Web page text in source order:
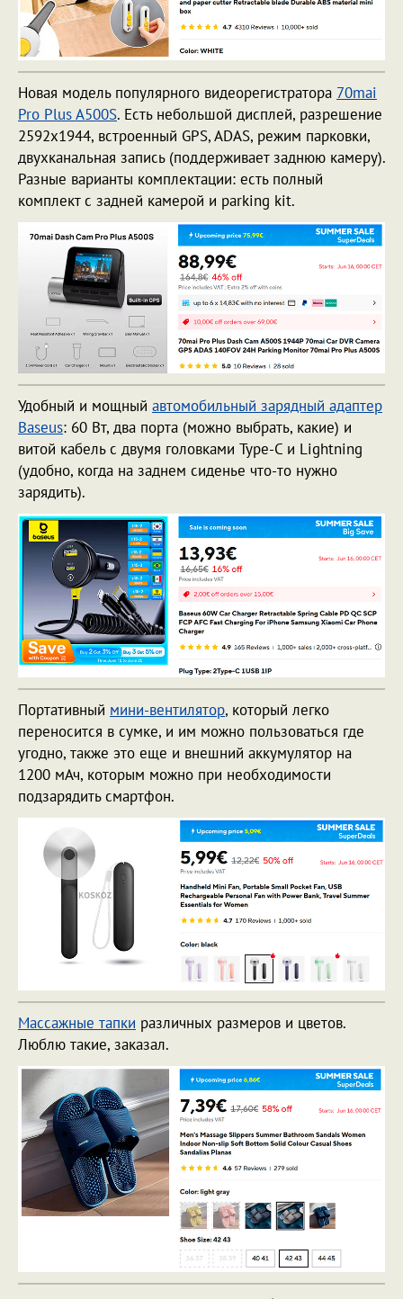
Новая модель популярного видеорегистратора 70mai
Pro Plus A500S. Есть небольшой дисплей, разрешение
2592x1944, встроенный GPS, ADAS, режим парковки,
двухканальная запись (поддерживает заднюю камеру).
Разные варианты комплектации: есть полный
комплект с задней камерой и parking kit.
Удобный и мощный автомобильный зарядный адаптер
Baseus: 60 Вт, два порта (можно выбрать, какие) и
витой кабель с двумя головками Type-C и Lightning
(удобно, когда на заднем сиденье что-то нужно
зарядить).
Портативный мини-вентилятор, который легко
переносится в сумке, и им можно пользоваться где
угодно, также это еще и внешний аккумулятор на
1200 мАч, которым можно при необходимости
подзарядить смартфон.
Массажные тапки различных размеров и цветов.
Люблю такие, заказал.